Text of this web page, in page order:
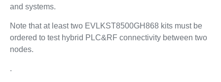
and systems.
Note that at least two EVLKST8500GH868 kits must be
ordered to test hybrid PLC&RF connectivity between two
nodes.
.